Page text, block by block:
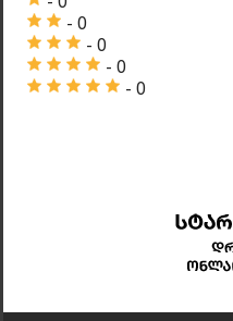
- 0
- 0
- 0
- 0